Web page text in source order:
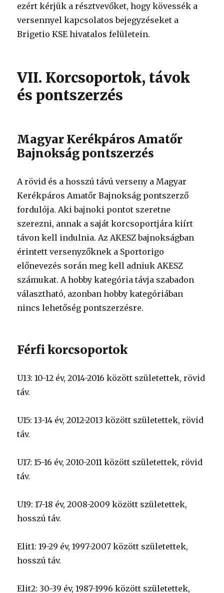
ezért kérjük a résztvevőket, hogy kövessék a
versennyel kapcsolatos bejegyzéseket a
Brigetio KSE hivatalos felületein.
VII. Korcsoportok, távok
és pontszerzés
Magyar Kerékpáros Amatőr
Bajnokság pontszerzés
A rövid és a hosszú távú verseny a Magyar
Kerékpáros Amatőr Bajnokság pontszerző
fordulója. Aki bajnoki pontot szeretne
szerezni, annak a saját korcsoportjára kiírt
távon kell indulnia. Az AKESZ bajnokságban
érintett versenyzőknek a Sportorigo
előnevezés során meg kell adniuk AKESZ
számukat. A hobby kategória távja szabadon
választható, azonban hobby kategóriában
nincs lehetőség pontszerzésre.
Férfi korcsoportok
U13: 10-12 év, 2014-2016 között születettek, rövid
táv.
U15: 13-14 év, 2012-2013 között születettek, rövid
táv.
U17: 15-16 év, 2010-2011 között születettek, rövid
táv.
U19: 17-18 év, 2008-2009 között születettek,
hosszú táv.
Elit1: 19-29 év, 1997-2007 között születettek,
hosszú táv.
Elit2: 30-39 év, 1987-1996 között születettek,